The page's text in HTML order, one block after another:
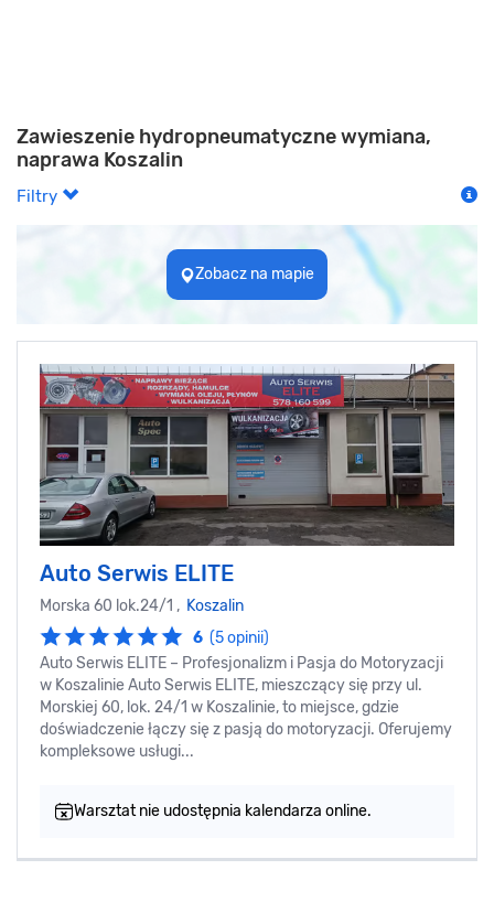
Zawieszenie hydropneumatyczne wymiana,
naprawa Koszalin
Filtry
Zobacz na mapie
Auto Serwis ELITE
Morska 60 lok.24/1 , Koszalin
6 (5 opinii)
Auto Serwis ELITE – Profesjonalizm i Pasja do Motoryzacji
w Koszalinie Auto Serwis ELITE, mieszczący się przy ul.
Morskiej 60, lok. 24/1 w Koszalinie, to miejsce, gdzie
doświadczenie łączy się z pasją do motoryzacji. Oferujemy
kompleksowe usługi...
Warsztat nie udostępnia kalendarza online.